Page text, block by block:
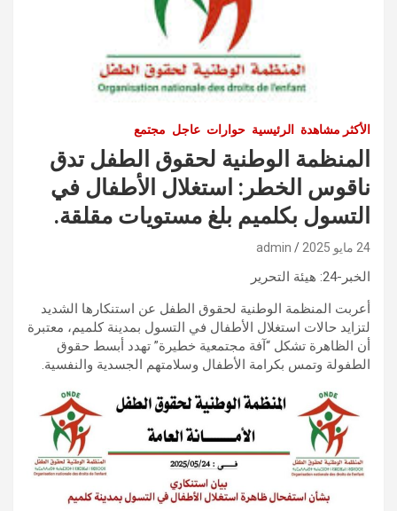
الأكثر مشاهدة الرئيسية حوارات عاجل مجتمع
المنظمة الوطنية لحقوق الطفل تدق
ناقوس الخطر: استغلال الأطفال في
التسول بكلميم بلغ مستويات مقلقة.
24 مايو 2025 admin
الخبر-24: هيئة التحرير
أعربت المنظمة الوطنية لحقوق الطفل عن استنكارها الشديد
لتزايد حالات استغلال الأطفال في التسول بمدينة كلميم، معتبرة
أن الظاهرة تشكل “آفة مجتمعية خطيرة” تهدد أبسط حقوق
الطفولة وتمس بكرامة الأطفال وسلامتهم الجسدية والنفسية.